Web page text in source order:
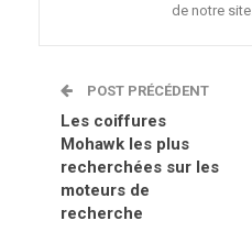
de notre site.
POST PRÉCÉDENT
Les coiffures
Mohawk les plus
recherchées sur les
moteurs de
recherche